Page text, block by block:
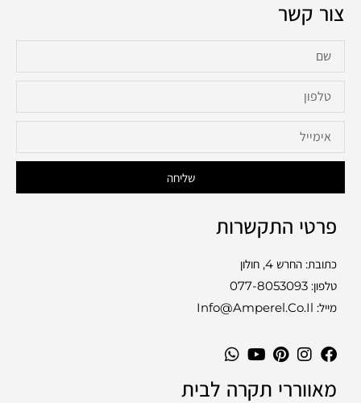
צור קשר
שליחה
פרטי התקשרות
כתובת: החרש 4, חולון
טלפון: 077-8053093
מייל: Info@amperel.co.il
מאווררי תקרה לבית